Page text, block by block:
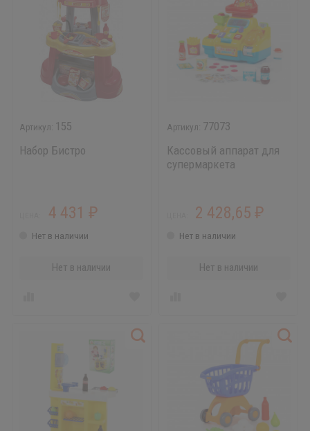
155
Набор Бистро
4 431 ₽
Нет в наличии
Нет в наличии
77073
Кассовый аппарат для
супермаркета
2 428,65₽
Нет в наличии
Нет в наличии